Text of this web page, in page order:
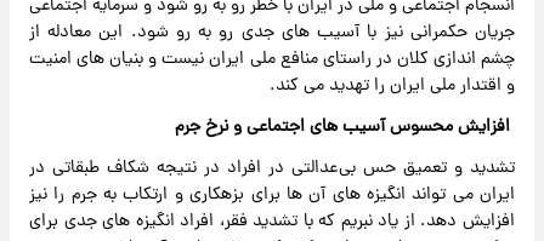
انسجام اجتماعی و ملی در ایران با خطر رو به رو شود و سرمایه اجتماعی
جریان حکمرانی نیز با آسیب های جدی رو به رو شود. این معادله از
چشم اندازی کلان در راستای منافع ملی ایران نیست و بنیان های امنیت
و اقتدار ملی ایران را تهدید می کند.
افزایش محسوس آسیب های اجتماعی و نرخ جرم
تشدید و تعمیق حس بی‌عدالتی در افراد در نتیجه شکاف طبقاتی در
ایران می تواند انگیزه های آن ها برای بزهکاری و ارتکاب به جرم را نیز
افزایش دهد. از یاد نبریم که با تشدید فقر، افراد انگیزه های جدی برای